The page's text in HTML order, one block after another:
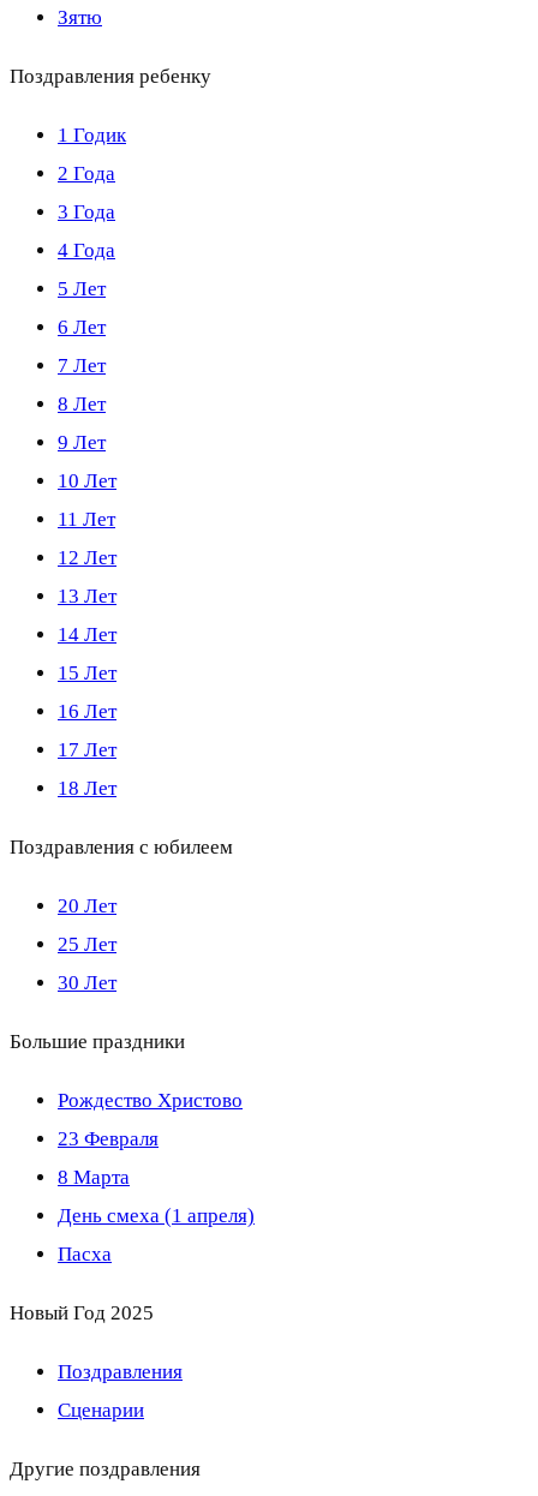
Зятю
Поздравления ребенку
1 Годик
2 Года
3 Года
4 Года
5 Лет
6 Лет
7 Лет
8 Лет
9 Лет
10 Лет
11 Лет
12 Лет
13 Лет
14 Лет
15 Лет
16 Лет
17 Лет
18 Лет
Поздравления с юбилеем
20 Лет
25 Лет
30 Лет
Большие праздники
Рождество Христово
23 Февраля
8 Марта
День смеха (1 апреля)
Пасха
Новый Год 2025
Поздравления
Сценарии
Другие поздравления